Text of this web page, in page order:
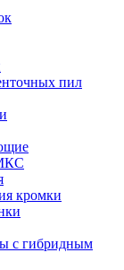
пил
кромки
с гибридным